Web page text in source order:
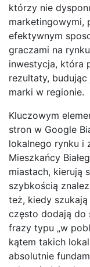
którzy nie
marketingowymi,
efektywnym
graczami na
inwestycja, która
rezultaty,
marki w regionie.
Kluczowym
stron w Google
lokalnego rynku i
Mieszkańcy
miastach, kierują
szybkością
też, kiedy
często dodają do
frazy typu „w
kątem takich
absolutnie